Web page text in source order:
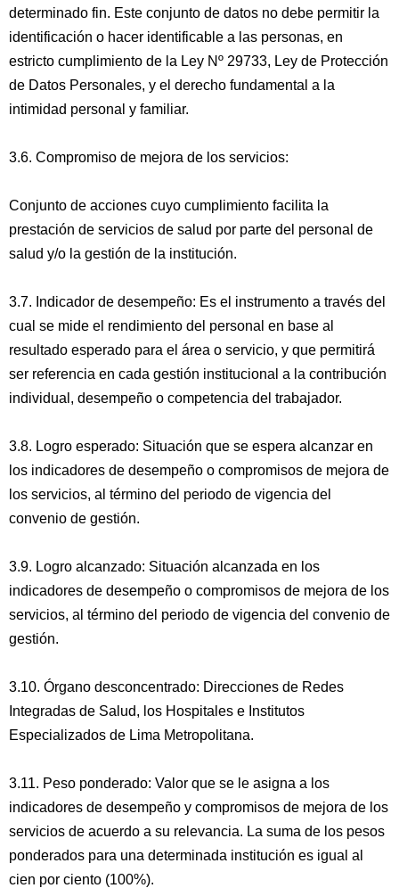
determinado fin. Este conjunto de datos no debe permitir la
identificación o hacer identificable a las personas, en
estricto cumplimiento de la Ley Nº 29733, Ley de Protección
de Datos Personales, y el derecho fundamental a la
intimidad personal y familiar.
3.6. Compromiso de mejora de los servicios:
Conjunto de acciones cuyo cumplimiento facilita la
prestación de servicios de salud por parte del personal de
salud y/o la gestión de la institución.
3.7. Indicador de desempeño: Es el instrumento a través del
cual se mide el rendimiento del personal en base al
resultado esperado para el área o servicio, y que permitirá
ser referencia en cada gestión institucional a la contribución
individual, desempeño o competencia del trabajador.
3.8. Logro esperado: Situación que se espera alcanzar en
los indicadores de desempeño o compromisos de mejora de
los servicios, al término del periodo de vigencia del
convenio de gestión.
3.9. Logro alcanzado: Situación alcanzada en los
indicadores de desempeño o compromisos de mejora de los
servicios, al término del periodo de vigencia del convenio de
gestión.
3.10. Órgano desconcentrado: Direcciones de Redes
Integradas de Salud, los Hospitales e Institutos
Especializados de Lima Metropolitana.
3.11. Peso ponderado: Valor que se le asigna a los
indicadores de desempeño y compromisos de mejora de los
servicios de acuerdo a su relevancia. La suma de los pesos
ponderados para una determinada institución es igual al
cien por ciento (100%).